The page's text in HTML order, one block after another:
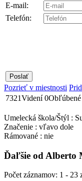
E-mail:
Telefón:
Pozrieť v miestnosti
7321Videní 0Obľúbené
Umelecká škola/Štýl :
Značenie : vľavo dole
Rámované : nie
Ďaľšie od Alberto
Počet záznamov: 1 - 23